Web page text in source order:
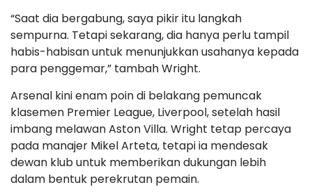
“Saat dia bergabung, saya pikir itu langkah
sempurna. Tetapi sekarang, dia hanya perlu tampil
habis-habisan untuk menunjukkan usahanya kepada
para penggemar,” tambah Wright.
Arsenal kini enam poin di belakang pemuncak
klasemen Premier League, Liverpool, setelah hasil
imbang melawan Aston Villa. Wright tetap percaya
pada manajer Mikel Arteta, tetapi ia mendesak
dewan klub untuk memberikan dukungan lebih
dalam bentuk perekrutan pemain.